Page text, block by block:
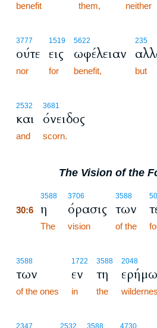
benefit them, neither
3777
ούτε
nor
1519
εις
for
5622
ωφέλειαν
benefit,
235
but
2532
και
and
3681
όνειδος
scorn.
The Vision of the
3588
30:6 η
The
3706
όρασις
vision
3588
των
of the
3588
των
of the ones
1722
εν
in
3588
τη
the
2048
ερήμω
2347 2532 3588 4730